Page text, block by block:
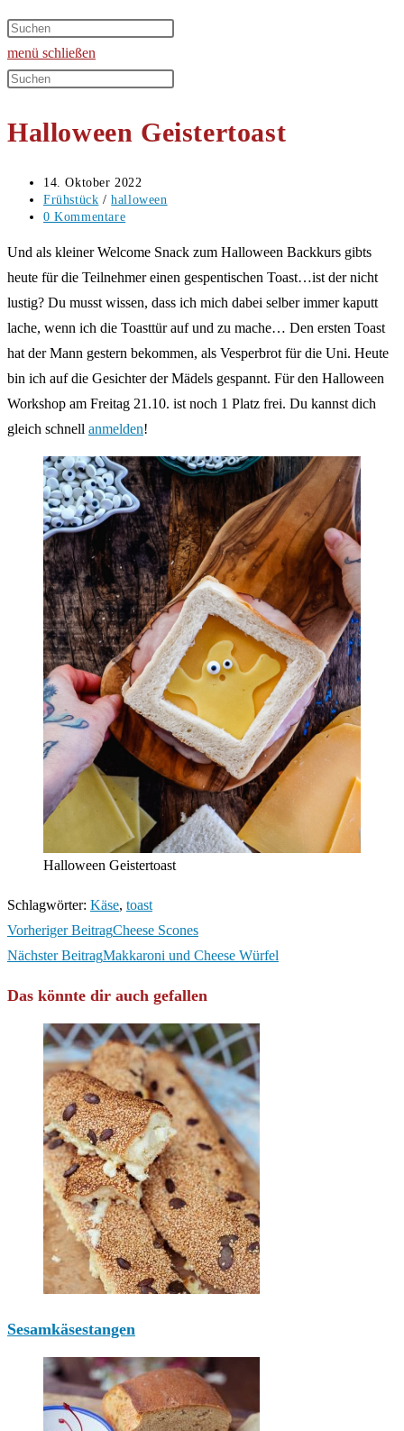
umschalten
menü schließen
Diese
durchsuchen
Halloween Geistertoast
Beitrag
veröffentlicht:
14. Oktober 2022
Beitrags-
Kategorie:
Frühstück / halloween
Beitrags-
0 Kommentare
Und als kleiner Welcome Snack zum Halloween Backkurs gibts
heute für die Teilnehmer einen gespentischen Toast…ist der nicht
lustig? Du musst wissen, dass ich mich dabei selber immer kaputt
lache, wenn ich die Toasttür auf und zu mache… Den ersten Toast
hat der Mann gestern bekommen, als Vesperbrot für die Uni. Heute
bin ich auf die Gesichter der Mädels gespannt. Für den Halloween
Workshop am Freitag 21.10. ist noch 1 Platz frei. Du kannst dich
gleich schnell anmelden!
Halloween Geistertoast
Schlagwörter: Käse, toast
Weitere
Artikel
Vorheriger BeitragCheese Scones
Nächster BeitragMakkaroni und Cheese Würfel
Das könnte dir auch gefallen
Sesamkäsestangen